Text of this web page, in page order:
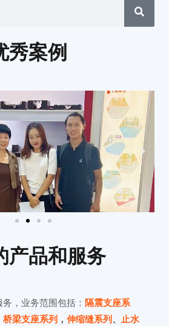
A
R
秀案例
N
e
x
产品和服务
，业务范围包括： 隔震支座系
桥梁支座系列 ， 伸缩缝系列、 止水